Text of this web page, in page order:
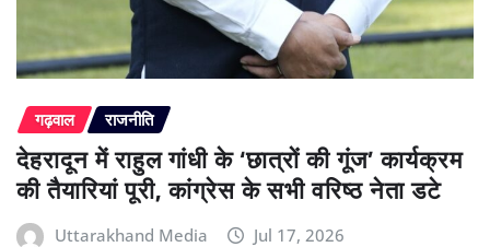
गढ़वाल राजनीति
देहरादून में राहुल गांधी के ‘छात्रों की गूंज’ कार्यक्रम
की तैयारियां पूरी, कांग्रेस के सभी वरिष्ठ नेता डटे
Uttarakhand Media Jul 17, 2026